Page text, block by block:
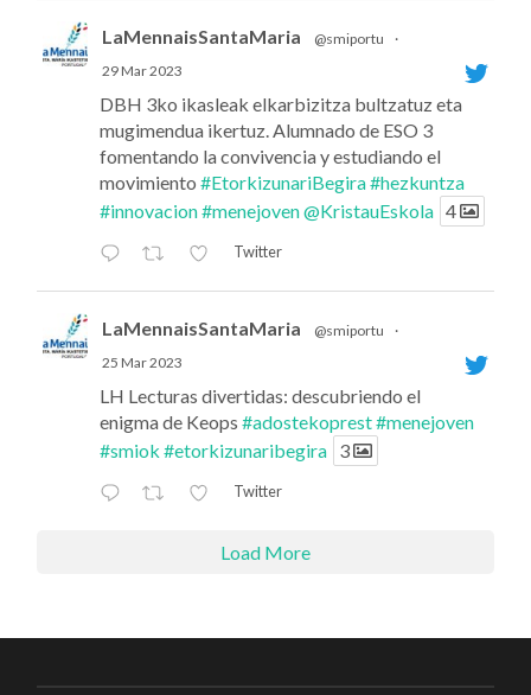
LaMennaisSantaMaria @smiportu
·
29 Mar 2023
DBH 3ko ikasleak elkarbizitza bultzatuz eta
mugimendua ikertuz. Alumnado de ESO 3
fomentando la convivencia y estudiando el
movimiento#EtorkizunariBegira#hezkuntza
#innovacion#menejoven@KristauEskola 4
Twitter
LaMennaisSantaMaria @smiportu
·
25 Mar 2023
LH Lecturas divertidas: descubriendo el
enigma de Keops#adostekoprest#menejoven
#smiok #etorkizunaribegira 3
Twitter
Load More